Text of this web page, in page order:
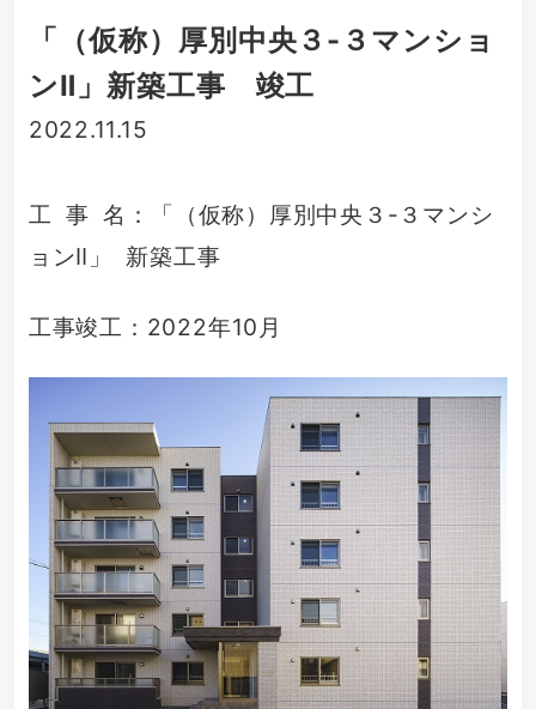
「（仮称）厚別中央３-３マンショ
ンⅡ」新築工事 竣工
2022.11.15
工 事 名：「（仮称）厚別中央３-３マンシ
ョンⅡ」 新築工事
工事竣工：2022年10月